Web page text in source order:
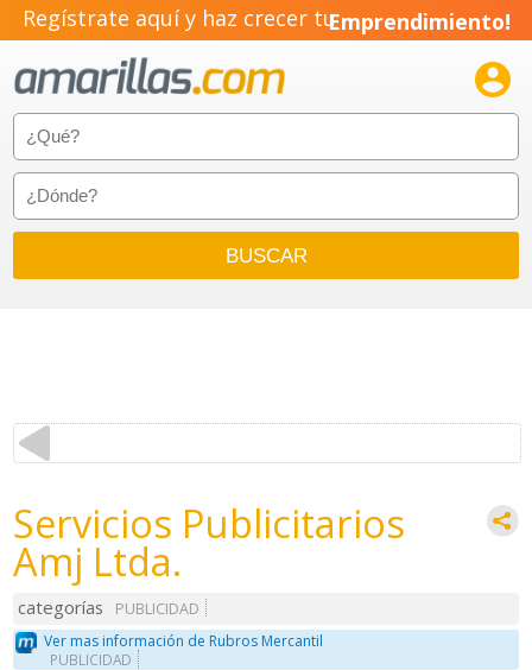
Regístrate aquí y haz crecer tuEmprendimiento!

Servicios Publicitarios
Amj Ltda.
categorías
PUBLICIDAD
Ver mas información de Rubros Mercantil
PUBLICIDAD